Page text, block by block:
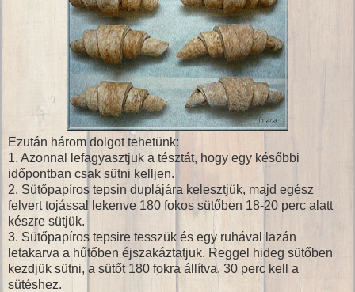
Ezután három dolgot tehetünk:
1. Azonnal lefagyasztjuk a tésztát, hogy egy későbbi
időpontban csak sütni kelljen.
2. Sütőpapíros tepsin duplájára kelesztjük, majd egész
felvert tojással lekenve 180 fokos sütőben 18-20 perc alatt
készre sütjük.
3. Sütőpapíros tepsire tesszük és egy ruhával lazán
letakarva a hűtőben éjszakáztatjuk. Reggel hideg sütőben
kezdjük sütni, a sütőt 180 fokra állítva. 30 perc kell a
sütéshez.